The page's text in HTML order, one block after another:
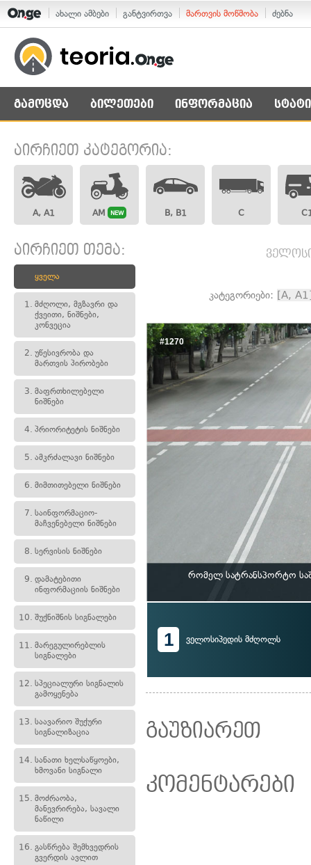
ახალი ამბები განტვირთვა მართვის მოწმობა ძებნა
გამოცდა ბილეთები ინფორმაცია
აირჩიეთ კატეგორია:
A, A1 AM NEW B, B1 C
აირჩიეთ თემა:
ყველა
1. მძღოლი, მგზავრი და
ქვეითი, ნიშნები,
კონვეცია
2. უწესივრობა და
მართვის პირობები
3. მაფრთხილებელი
ნიშნები
4. პრიორიტეტის ნიშნები
5. ამკრძალავი ნიშნები
6. მიმთითებელი ნიშნები
7. საინფორმაციო-
მაჩვენებელი ნიშნები
8. სერვისის ნიშნები
9. დამატებითი
ინფორმაციის ნიშნები
10. შუქნიშნის სიგნალები
11. მარეგულირებლის
სიგნალები
12. სპეციალური სიგნალის
გამოყენება
13. საავარიო შუქური
სიგნალიზაცია
14. სანათი ხელსაწყოები,
ხმოვანი სიგნალი
15. მოძრაობა,
მანევრირება, სავალი
ნაწილი
16. გასწრება შემხვედრის
გვერდის ავლით
კატეგორიები: [A,
#1270
რომელ სატრანსპორტო
1 ველოსიპედის მძღოლს
გაუზიარეთ
კომენტარები